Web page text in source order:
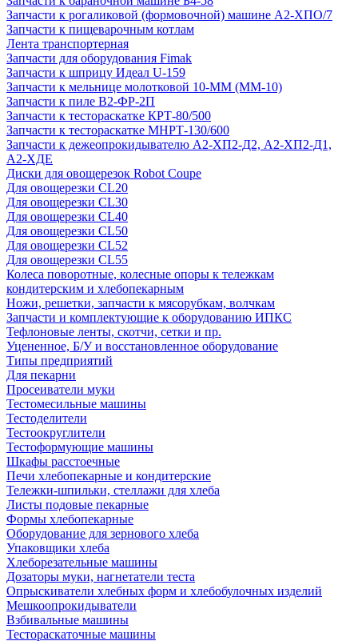
Запчасти к рогаликовой (формовочной) машине А2-ХПО/7
Запчасти к пищеварочным котлам
Лента транспортерная
Запчасти для оборудования Fimak
Запчасти к шприцу Идеал U-159
Запчасти к мельнице молотковой 10-ММ (ММ-10)
Запчасти к пиле В2-ФР-2П
Запчасти к тестораскатке КРТ-80/500
Запчасти к тестораскатке МНРТ-130/600
Запчасти к деже­опрокидывателю А2-ХП2-Д2, А2-ХП2-Д1,
А2-ХДЕ
Диски для овощерезок Robot Coupe
Для овощерезки CL20
Для овощерезки CL30
Для овощерезки CL40
Для овощерезки CL50
Для овощерезки CL52
Для овощерезки CL55
Колеса поворотные, колесные опоры к тележкам
кондитерским и хлебопекарным
Ножи, решетки, запчасти к мясорубкам, волчкам
Запчасти и комплектующие к оборудованию ИПКС
Тефлоновые ленты, скотчи, сетки и пр.
Уцененное, Б/У и восстановленное оборудование
Типы предприятий
Для пекарни
Просеиватели муки
Тестомесильные машины
Тестоделители
Тестоокруглители
Тестоформующие машины
Шкафы расстоечные
Печи хлебопекарные и кондитерские
Тележки-шпильки, стеллажи для хлеба
Листы подовые пекарные
Формы хлебопекарные
Оборудование для зернового хлеба
Упаковщики хлеба
Хлеборезательные машины
Дозаторы муки, нагнетатели теста
Опрыскиватели хлебных форм и хлебобулочных изделий
Мешкоопрокидыватели
Взбивальные машины
Тестораскаточные машины